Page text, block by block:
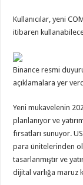
Kullanıcılar, yeni
itibaren
Binance resmi
açıklamalara yer
Yeni mukavelenin
planlanıyor ve
fırsatları sunuyor.
para ünitelerinden
tasarlanmıştır ve
dijital varlığa maruz